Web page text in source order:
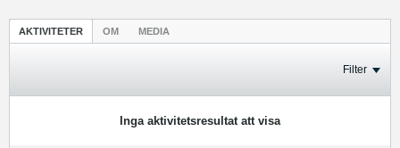
AKTIVITETER OM MEDIA
Filter
Inga aktivitetsresultat att visa